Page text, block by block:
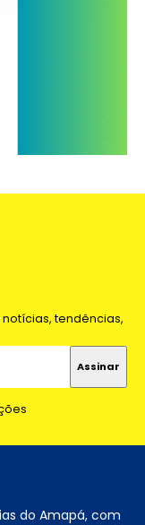
tendências,
do Amapá, com